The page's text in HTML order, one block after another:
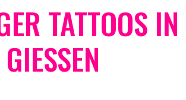
TATTOOS IN
GIESSEN